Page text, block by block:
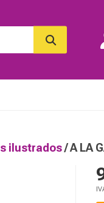
ilustrados/ A LA